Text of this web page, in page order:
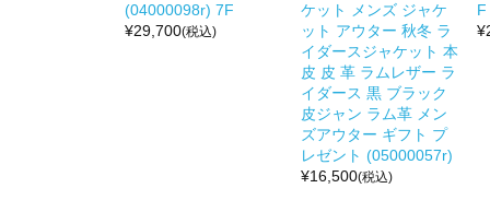
(04000098r) 7F
¥29,700(税込)
ケット メンズ ジャケ
ット アウター 秋冬 ラ
イダースジャケット 本
皮 皮 革 ラムレザー ラ
イダース 黒 ブラック
皮ジャン ラム革 メン
ズアウター ギフト プ
レゼント (05000057r)
¥16,500(税込)
F
¥